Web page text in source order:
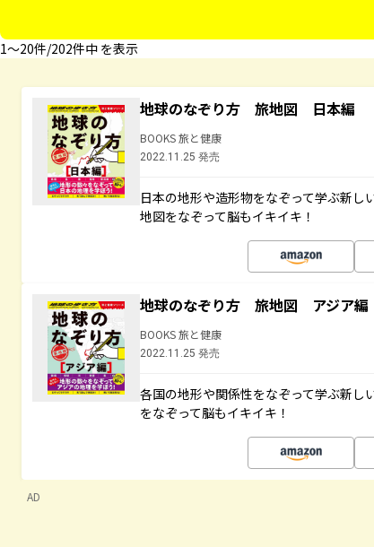
1〜20件/202件中 を表示
地球のなぞり方 旅地図 日本編
BOOKS 旅と健康
2022.11.25 発売
日本の地形や造形物をなぞって学ぶ新
地図をなぞって脳もイキイキ！
地球のなぞり方 旅地図 アジア編
BOOKS 旅と健康
2022.11.25 発売
各国の地形や関係性をなぞって学ぶ新し
をなぞって脳もイキイキ！
AD